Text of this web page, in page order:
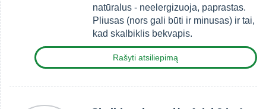
natūralus - neelergizuoja, paprastas.
Pliusas (nors gali būti ir minusas) ir tai,
kad skalbiklis bekvapis.
Rašyti atsiliepimą